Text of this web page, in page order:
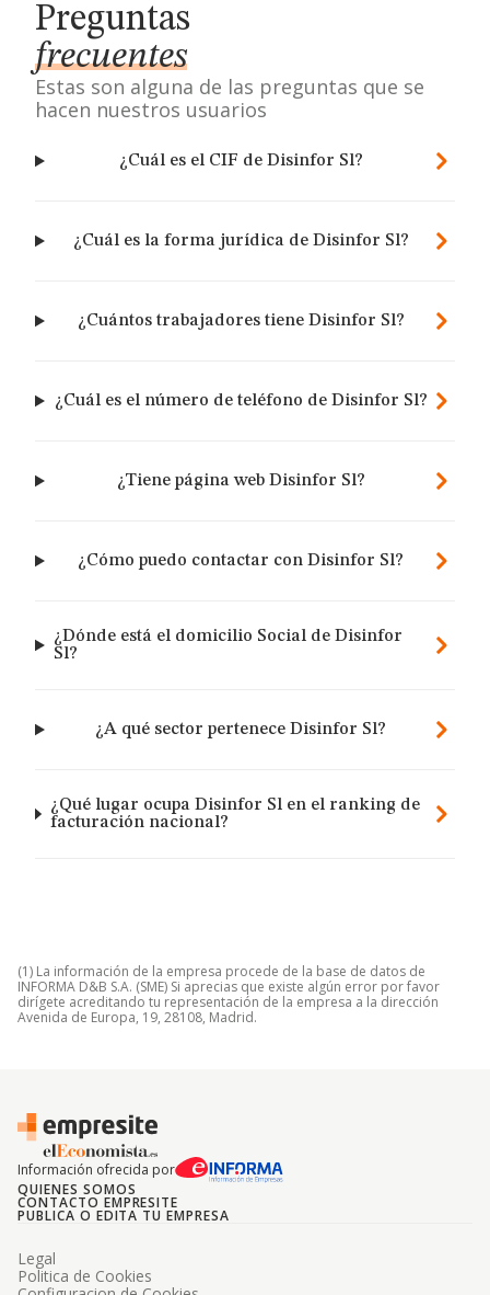
Preguntas
frecuentes
Estas son alguna de las preguntas que se
hacen nuestros usuarios
¿Cuál es el CIF de Disinfor Sl?
¿Cuál es la forma jurídica de Disinfor Sl?
¿Cuántos trabajadores tiene Disinfor Sl?
¿Cuál es el número de teléfono de Disinfor Sl?
¿Tiene página web Disinfor Sl?
¿Cómo puedo contactar con Disinfor Sl?
¿Dónde está el domicilio Social de Disinfor
Sl?
¿A qué sector pertenece Disinfor Sl?
¿Qué lugar ocupa Disinfor Sl en el ranking de
facturación nacional?
(1) La información de la empresa procede de la base de datos de
INFORMA D&B S.A. (SME) Si aprecias que existe algún error por favor
dirígete acreditando tu representación de la empresa a la dirección
Avenida de Europa, 19, 28108, Madrid.
Información ofrecida por
QUIENES SOMOS
CONTACTO EMPRESITE
PUBLICA O EDITA TU EMPRESA
Legal
Politica de Cookies